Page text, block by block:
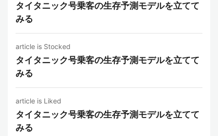
タイタニック号乗客の生存予測モデルを立てて
みる
article is Stocked
タイタニック号乗客の生存予測モデルを立てて
みる
article is Liked
タイタニック号乗客の生存予測モデルを立てて
みる